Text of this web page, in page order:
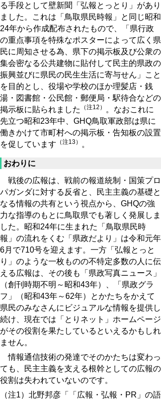
る手段として壁新聞「弘報とっとり」があり
ました。これは「鳥取県民時報」と同じ昭和
24年から作成配布されたもので、「県行政
の重点事項を特殊なポスターによって広く県
民に周知させる為、県下の掲示板及び公衆の
集会密なる公共建物に貼付して民主的県政の
振興並びに県民の民生生活に寄与せん」こと
を目的とし、役場や学校のほか理髪店・銭
湯・図書館・公民館・郵便局・駅待合などの
掲示板に貼られました
（注12）
。なおこれに
先立つ昭和23年中、GHQ鳥取軍政部は県に
働きかけて市町村への掲示板・告知板の設置
を促しています （注13） 。
おわりに
戦後の広報は、戦前の報道統制・国策プロ
パガンダに対する反省と、民主主義の基礎と
なる情報の共有という視点から、GHQの強
力な指導のもとに鳥取県でも著しく発展しま
した。昭和24年に生まれた「鳥取県民時
報」の流れをくむ「県政だより」は令和元年
6月で710号を迎えます。一方「弘報とっと
り」のような一枚ものの不特定多数の人に伝
える広報は、その後も「県政写真ニュース」
（創刊時期不明～昭和43年）、「県政グラ
フ」（昭和43年～62年）とかたちをかえて
県民のみなさんにビジュアルな情報を提供し
続け、現在では「とりネット」ホームページ
がその役割を果たしているといえるかもしれ
ません。
情報通信技術の発達でそのかたちは変わっ
ても、民主主義を支える根幹としての広報の
役割は失われていないのです。
（注1）北野邦彦「「広報・弘報・PR」の語